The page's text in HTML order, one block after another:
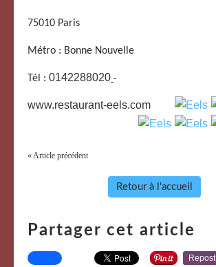
75010 Paris
Métro : Bonne Nouvelle
Tél : 0142288020
www.restaurant-eels.com
« Article précédent
Retour à l'accueil
Partager cet article
Repost